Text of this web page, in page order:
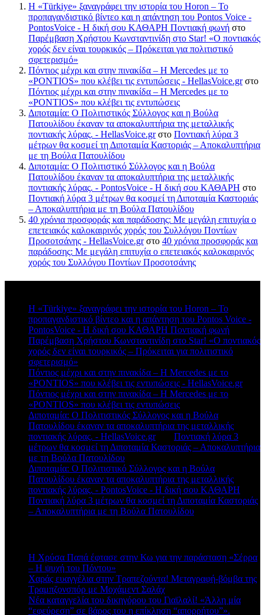
Η «Türkiye» ξαναγράφει την ιστορία του Horon – Το
προπαγανδιστικό βίντεο και η απάντηση του Pontos Voice -
PontosVoice - H δική σου ΚΑΘΑΡΗ Ποντιακή φωνή στο
Παρέμβαση Χρήστου Κωνσταντινίδη στο Star! «Ο ποντιακός
χορός δεν είναι τουρκικός – Πρόκειται για πολιτιστικό
σφετερισμό»
Πόντιος μέχρι και στην πινακίδα – Η Mercedes με το
«PONTIOS» που κλέβει τις εντυπώσεις - HellasVoice.grστο
Πόντιος μέχρι και στην πινακίδα – Η Mercedes με το
«PONTIOS» που κλέβει τις εντυπώσεις
Διποταμία: Ο Πολιτιστικός Σύλλογος και η Βούλα
Πατουλίδου έκαναν τα αποκαλυπτήρια της μεταλλικής
ποντιακής λύρας. - HellasVoice.grστο Ποντιακή λύρα 3
μέτρων θα κοσμεί τη Διποταμία Καστοριάς – Αποκαλυπτήρια
με τη Βούλα Πατουλίδου
Διποταμία: Ο Πολιτιστικό Σύλλογος και η Βούλα
Πατουλίδου έκαναν τα αποκαλυπτήρια της μεταλλικής
ποντιακής λύρας. - PontosVoice - H δική σου ΚΑΘΑΡΗ στο
Ποντιακή λύρα 3 μέτρων θα κοσμεί τη Διποταμία Καστοριάς
– Αποκαλυπτήρια με τη Βούλα Πατουλίδου
40 χρόνια προσφοράς και παράδοσης: Με μεγάλη επιτυχία ο
επετειακός καλοκαιρινός χορός του Συλλόγου Ποντίων
Προσοτσάνης - HellasVoice.grστο 40 χρόνια προσφοράς και
παράδοσης: Με μεγάλη επιτυχία ο επετειακός καλοκαιρινός
χορός του Συλλόγου Ποντίων Προσοτσάνης
Η «Türkiye» ξαναγράφει την ιστορία του Horon – Το
προπαγανδιστικό βίντεο και η απάντηση του Pontos Voice -
PontosVoice - H δική σου ΚΑΘΑΡΗ Ποντιακή φωνή
Παρέμβαση Χρήστου Κωνσταντινίδη στο Star! «Ο ποντιακός
χορός δεν είναι τουρκικός – Πρόκειται για πολιτιστικό
σφετερισμό»
Πόντιος μέχρι και στην πινακίδα – Η Mercedes με το
«PONTIOS» που κλέβει τις εντυπώσεις - HellasVoice.grστο
Πόντιος μέχρι και στην πινακίδα – Η Mercedes με το
«PONTIOS» που κλέβει τις εντυπώσεις
Διποταμία: Ο Πολιτιστικός Σύλλογος και η Βούλα
Πατουλίδου έκαναν τα αποκαλυπτήρια της μεταλλικής
ποντιακής λύρας. - HellasVoice.grστο Ποντιακή λύρα 3
μέτρων θα κοσμεί τη Διποταμία Καστοριάς – Αποκαλυπτήρια
με τη Βούλα Πατουλίδου
Διποταμία: Ο Πολιτιστικό Σύλλογος και η Βούλα
Πατουλίδου έκαναν τα αποκαλυπτήρια της μεταλλικής
ποντιακής λύρας. - PontosVoice - H δική σου ΚΑΘΑΡΗ
Ποντιακή λύρα 3 μέτρων θα κοσμεί τη Διποταμία Καστοριάς
– Αποκαλυπτήρια με τη Βούλα Πατουλίδου
Η Χρύσα Παπά έφτασε στην Κω για την παράσταση «Σέρρα
– Η ψυχή του Πόντου»
Χαράς ευαγγέλια στην Τραπεζούντα! Μεταγραφή-βόμβα της
Τραμπζονσπόρ με Μοχάμεντ Σαλάχ
Νέα καταγγελία του δικηγόρου του Γιαϊλαλί! «Άλλη μία
“εφεύρεση” σε βάρος του η επίκληση “απορρήτου”».